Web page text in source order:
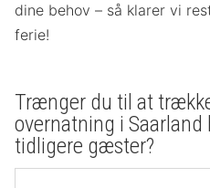
dine behov – så klarer vi
ferie!
Trænger du til at
overnatning i
tidligere gæster?